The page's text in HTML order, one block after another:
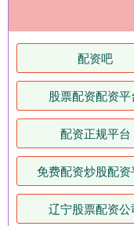
配资吧
股票配资配资平
配资正规平台
免费配资炒股配资
辽宁股票配资公